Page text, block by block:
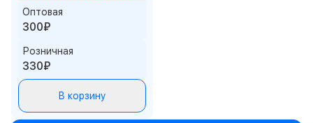
Оптовая
300₽
Розничная
330₽
В корзину